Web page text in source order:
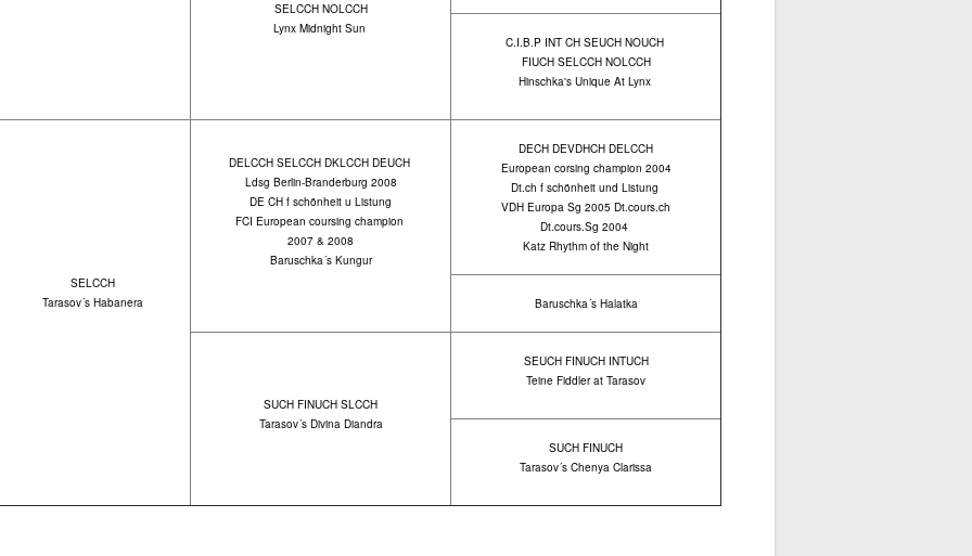
SELCCH NOLCCH
Lynx Midnight Sun
C.I.B.P INT CH SEUCH NOUCH
FIUCH SELCCH NOLCCH
Hinschka's Unique At Lynx
SELCCH
Tarasov´s Habanera
DELCCH SELCCH DKLCCH DEUCH
Ldsg Berlin-Branderburg 2008
DE CH f schönheit u Listung
FCI European coursing champion
2007 & 2008
Baruschka´s Kungur
DECH DEVDHCH DELCCH
European corsing champion 2004
Dt.ch f schönheit und Listung
VDH Europa Sg 2005 Dt.cours.ch
Dt.cours.Sg 2004
Katz Rhythm of the Night
Baruschka´s Halatka
SUCH FINUCH SLCCH
Tarasov´s Divina Diandra
SEUCH FINUCH INTUCH
Teine Fiddler at Tarasov
SUCH FINUCH
Tarasov´s Chenya Clarissa